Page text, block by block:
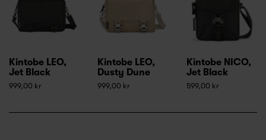
Kintobe LEO,
Jet Black
999,00 kr
Kintobe LEO,
Dusty Dune
999,00 kr
Kintobe NICO,
Jet Black
599,00 kr